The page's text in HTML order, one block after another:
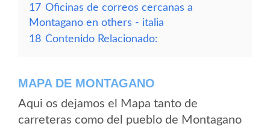
17 Oficinas de correos cercanas a
Montagano en others - italia
18 Contenido Relacionado:
MAPA DE MONTAGANO
Aqui os dejamos el Mapa tanto de
carreteras como del pueblo de Montagano